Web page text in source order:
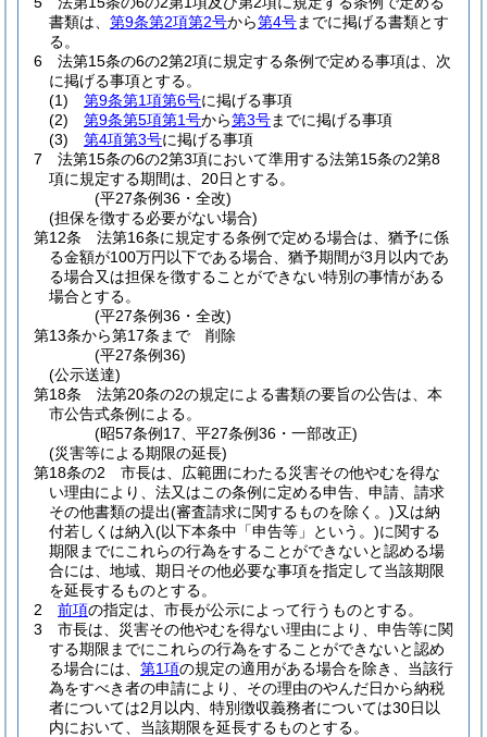
書類は、 第9条第2項第2号から第4号までに掲げる書類とす
る。
6
法第15条の6の2第2項に規定する条例で定める事項は、次
に掲げる事項とする。
(1)
第9条第1項第6号に掲げる事項
(2)
第9条第5項第1号から第3号までに掲げる事項
(3)
第4項第3号に掲げる事項
7
法第15条の6の2第3項において準用する法第15条の2第8
項に規定する期間は、20日とする。
(平27条例36・全改)
(担保を徴する必要がない場合)
第12条
法第16条に規定する条例で定める場合は、猶予に係
る金額が100万円以下である場合、猶予期間が3月以内であ
る場合又は担保を徴することができない特別の事情がある
場合とする。
(平27条例36・全改)
第13条から第17条まで
削除
(平27条例36)
(公示送達)
第18条
法第20条の2の規定による書類の要旨の公告は、本
市公告式条例による。
(昭57条例17、平27条例36・一部改正)
(災害等による期限の延長)
第18条の2
市長は、広範囲にわたる災害その他やむを得な
い理由により、法又はこの条例に定める申告、申請、請求
その他書類の提出(審査請求に関するものを除く。)又は納
付若しくは納入(以下本条中「申告等」という。)に関する
期限までにこれらの行為をすることができないと認める場
合には、地域、期日その他必要な事項を指定して当該期限
を延長するものとする。
2
前項の指定は、市長が公示によって行うものとする。
3
市長は、災害その他やむを得ない理由により、申告等に関
する期限までにこれらの行為をすることができないと認め
る場合には、 第1項の規定の適用がある場合を除き、当該行
為をすべき者の申請により、その理由のやんだ日から納税
者については2月以内、特別徴収義務者については30日以
内において、当該期限を延長するものとする。